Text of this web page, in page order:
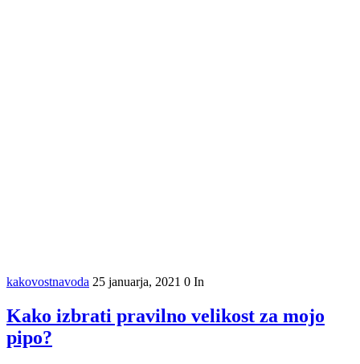
kakovostnavoda 25 januarja, 2021 0 In
Kako izbrati pravilno velikost za mojo
pipo?